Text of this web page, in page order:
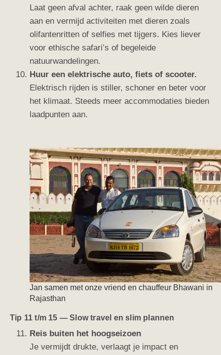
Laat geen afval achter, raak geen wilde dieren
aan en vermijd activiteiten met dieren zoals
olifantenritten of selfies met tijgers. Kies liever
voor ethische safari’s of begeleide
natuurwandelingen.
Huur een elektrische auto, fiets of scooter.
Elektrisch rijden is stiller, schoner en beter voor
het klimaat. Steeds meer accommodaties bieden
laadpunten aan.
Jan samen met onze vriend en chauffeur Bhawani in
Rajasthan
Tip 11 t/m 15 — Slow travel en slim plannen
Reis buiten het hoogseizoen
Je vermijdt drukte, verlaagt je impact en